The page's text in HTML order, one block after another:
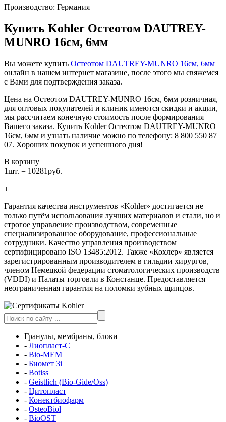
Производство: Германия
Купить Kohler Остеотом DAUTREY-
MUNRO 16см, 6мм
Вы можете купить Остеотом DAUTREY-MUNRO 16см, 6мм
онлайн в нашем интернет магазине, после этого мы свяжемся
с Вами для подтверждения заказа.
Цена на Остеотом DAUTREY-MUNRO 16см, 6мм розничная,
для оптовых покупателей и клиник имеются скидки и акции,
мы рассчитаем конечную стоимость после формирования
Вашего заказа. Купить Kohler Остеотом DAUTREY-MUNRO
16см, 6мм и узнать наличие можно по телефону: 8 800 550 87
07. Хороших покупок и успешного дня!
В корзину
1шт. = 10281руб.
–
+
Гарантия качества инструментов «Kohler» достигается не
только путём использования лучших материалов и стали, но и
строгое управление производством, современные
специализированное оборудование, профессиональные
сотрудники. Качество управления производством
сертифицировано ISO 13485:2012. Также «Кохлер» является
зарегистрированным производителем в гильдии хирургов,
членом Немецкой федерации стоматологических производств
(VDDI) и Палаты торговли в Констанце. Предоставляется
неограниченная гарантия на поломки зубных щипцов.
Гранулы, мембраны, блоки
- Лиопласт-С
- Bio-MEM
- Биомет 3i
- Botiss
- Geistlich (Bio-Gide/Oss)
- Цитопласт
- Конектбиофарм
- OsteoBiol
- BioOST